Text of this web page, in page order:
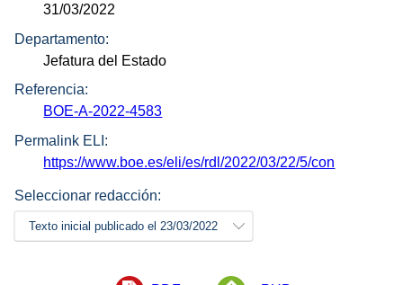
31/03/2022
Departamento:
Jefatura del Estado
Referencia:
BOE-A-2022-4583
Permalink ELI:
https://www.boe.es/eli/es/rdl/2022/03/22/5/con
Seleccionar redacción:
Texto inicial publicado el 23/03/2022